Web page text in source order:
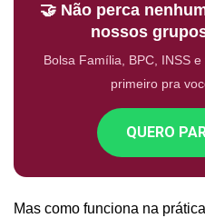
🤝 Não perca
nossos
Bolsa Família, BPC, INSS
primeiro pra
QUERO
Mas como funciona na